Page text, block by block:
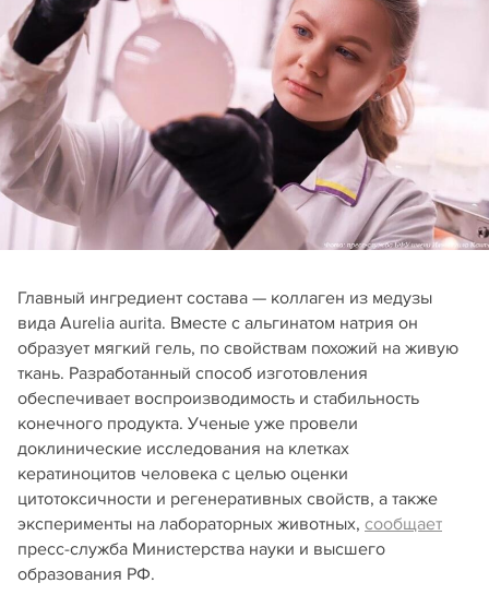
Главный ингредиент состава — коллаген из медузы
вида Aurelia aurita. Вместе с альгинатом натрия он
образует мягкий гель, по свойствам похожий на живую
ткань. Разработанный способ изготовления
обеспечивает воспроизводимость и стабильность
конечного продукта. Ученые уже провели
доклинические исследования на клетках
кератиноцитов человека с целью оценки
цитотоксичности и регенеративных свойств, а также
эксперименты на лабораторных животных, сообщает
пресс-служба Министерства науки и высшего
образования РФ.